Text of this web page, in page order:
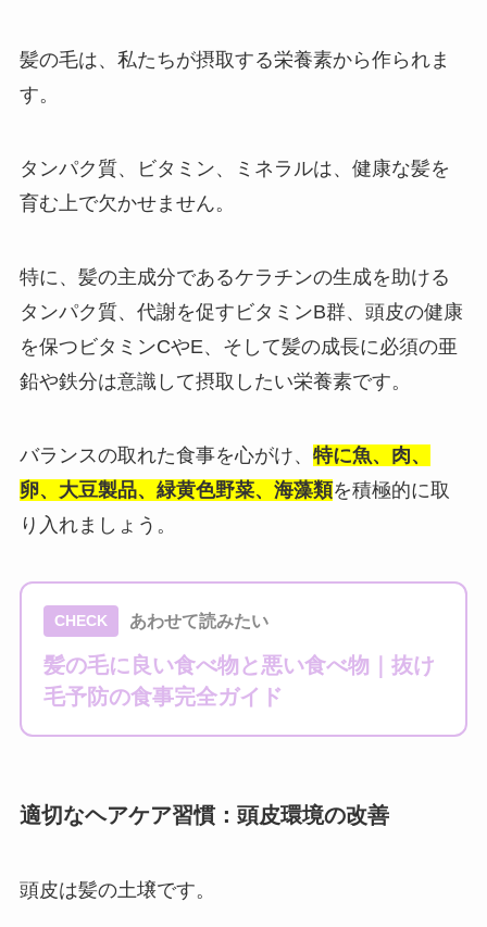
髪の毛は、私たちが摂取する栄養素から作られま
す。
タンパク質、ビタミン、ミネラルは、健康な髪を
育む上で欠かせません。
特に、髪の主成分であるケラチンの生成を助ける
タンパク質、代謝を促すビタミンB群、頭皮の健康
を保つビタミンCやE、そして髪の成長に必須の亜
鉛や鉄分は意識して摂取したい栄養素です。
バランスの取れた食事を心がけ、 特に魚、肉、
卵、大豆製品、緑黄色野菜、海藻類を積極的に取
り入れましょう。
CHECK あわせて読みたい
髪の毛に良い食べ物と悪い食べ物｜抜け
毛予防の食事完全ガイド
適切なヘアケア習慣：頭皮環境の改善
頭皮は髪の土壌です。